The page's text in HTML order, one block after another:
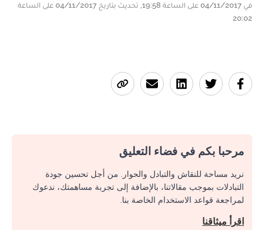
في 04/11/2017 على الساعة 19:58, تحديث بتاريخ 04/11/2017 على الساعة
20:02
مرحبا بكم في فضاء التعليق
نريد مساحة للنقاش والتبادل والحوار. من أجل تحسين جودة
التبادلات بموجب مقالاتنا، بالإضافة إلى تجربة مساهمتك، ندعوك
لمراجعة قواعد الاستخدام الخاصة بنا.
اقرأ ميثاقنا